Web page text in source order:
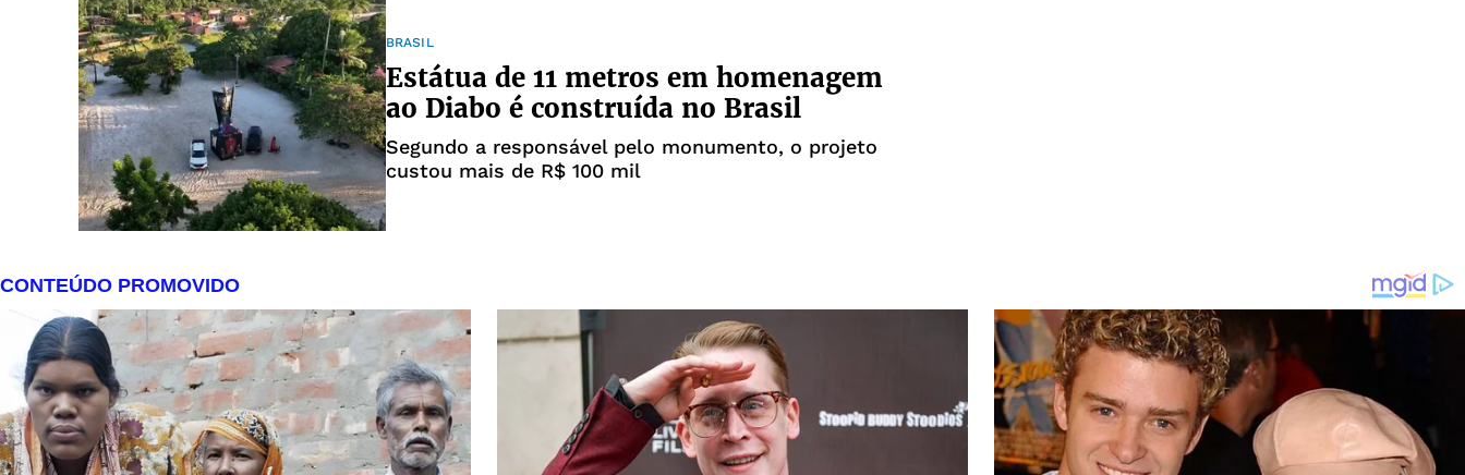
BRASIL
Estátua de 11 metros em homenagem
ao Diabo é construída no Brasil
Segundo a responsável pelo monumento, o projeto
custou mais de R$ 100 mil